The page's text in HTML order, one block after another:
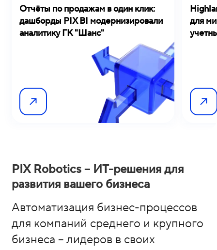
Отчёты по продажам в один клик:
дашборды PIX BI модернизировали
аналитику ГК "Шанс"
для
PIX Robotics – ИТ-решения для
развития вашего бизнеса
Автоматизация бизнес-процессов
для компаний среднего и крупного
бизнеса – лидеров в своих